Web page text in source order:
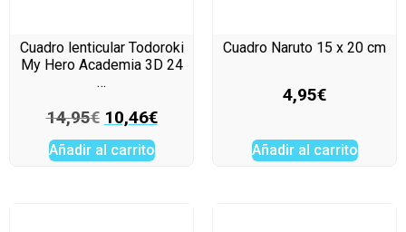
Cuadro lenticular Todoroki
My Hero Academia 3D 24
…
14,95€ 10,46€
Añadir al carrito
Cuadro Naruto 15 x 20 cm
4,95€
Añadir al carrito